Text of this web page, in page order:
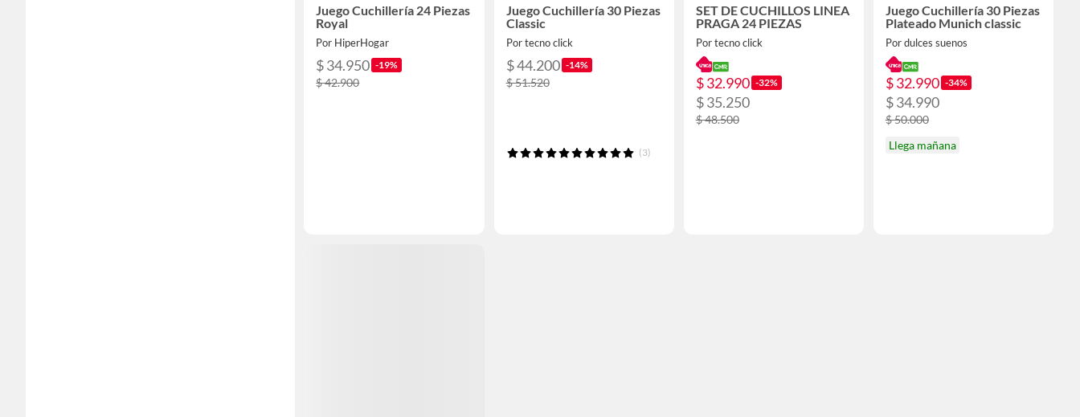
Juego Cuchillería 24 Piezas
Royal
Por HiperHogar
$ 34.950 -19%
$ 42.900
Juego Cuchillería 30 Piezas
Classic
Por tecno click
$ 44.200 -14%
$ 51.520
(3)
SET DE CUCHILLOS LINEA
PRAGA 24 PIEZAS
Por tecno click
$ 32.990 -32%
$ 35.250
$ 48.500
Juego Cuchillería 30 Piezas
Plateado Munich classic
Por dulces suenos
$ 32.990 -34%
$ 34.990
$ 50.000
Llega mañana